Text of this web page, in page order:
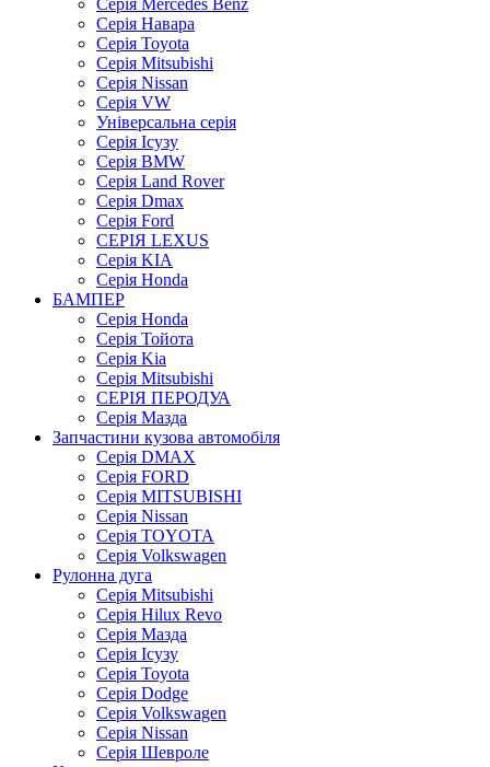
Серія Навара
Серія Toyota
Серія Mitsubishi
Серія Nissan
Серія VW
Універсальна серія
Серія Ісузу
Серія BMW
Серія Land Rover
Серія Dmax
Серія Ford
СЕРІЯ LEXUS
Серія KIA
Серія Honda
БАМПЕР
Серія Honda
Серія Тойота
Серія Kia
Серія Mitsubishi
СЕРІЯ ПЕРОДУА
Серія Мазда
Запчастини кузова автомобіля
Серія DMAX
Серія FORD
Серія MITSUBISHI
Серія Nissan
Серія TOYOTA
Серія Volkswagen
Рулонна дуга
Серія Mitsubishi
Серія Hilux Revo
Серія Мазда
Серія Ісузу
Серія Toyota
Серія Dodge
Серія Volkswagen
Серія Nissan
Серія Шевроле